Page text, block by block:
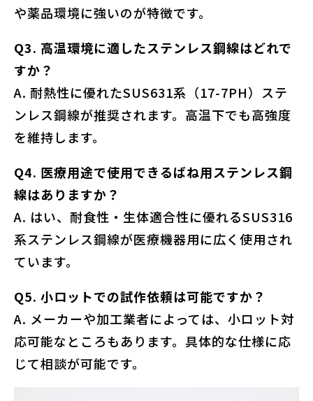
や薬品環境に強いのが特徴です。
Q3. 高温環境に適したステンレス鋼線はどれで
すか？
A. 耐熱性に優れたSUS631系（17-7PH）ステ
ンレス鋼線が推奨されます。高温下でも高強度
を維持します。
Q4. 医療用途で使用できるばね用ステンレス鋼
線はありますか？
A. はい、耐食性・生体適合性に優れるSUS316
系ステンレス鋼線が医療機器用に広く使用され
ています。
Q5. 小ロットでの試作依頼は可能ですか？
A. メーカーや加工業者によっては、小ロット対
応可能なところもあります。具体的な仕様に応
じて相談が可能です。